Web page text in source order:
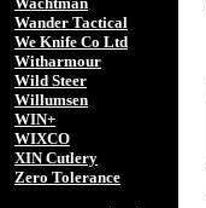
Wander Tactical
We Knife Co Ltd
Witharmour
Wild Steer
Willumsen
WIN+
WIXCO
XIN Cutlery
Zero Tolerance